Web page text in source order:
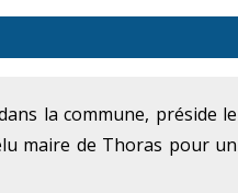
la commune, préside le
maire de Thoras pour un